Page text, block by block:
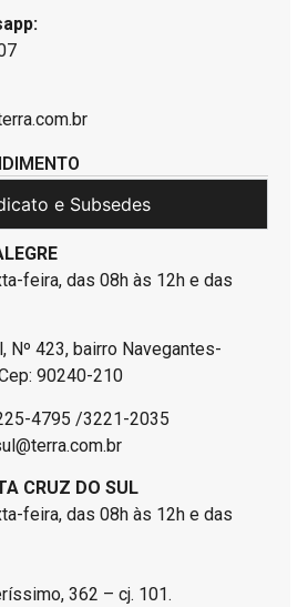
e Subsedes
feira, das 08h às 12h e das
Nº 423, bairro Navegantes-
90240-210
4795 /3221-2035
CRUZ DO SUL
feira, das 08h às 12h e das
362 – cj. 101.